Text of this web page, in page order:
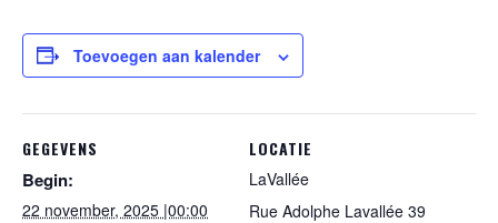
Toevoegen aan kalender
GEGEVENS
Begin:
22 november, 2025 |00:00
LOCATIE
LaVallée
Rue Adolphe Lavallée 39